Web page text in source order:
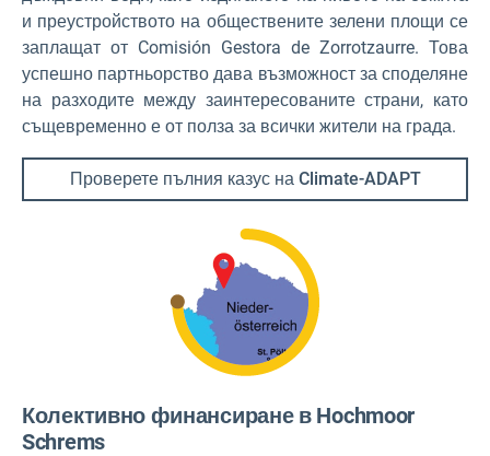
и преустройството на обществените зелени площи се
заплащат от Comisión Gestora de Zorrotzaurre. Това
успешно партньорство дава възможност за споделяне
на разходите между заинтересованите страни, като
същевременно е от полза за всички жители на града.
Проверете пълния казус на Climate-ADAPT
Колективно финансиране в Hochmoor
Schrems